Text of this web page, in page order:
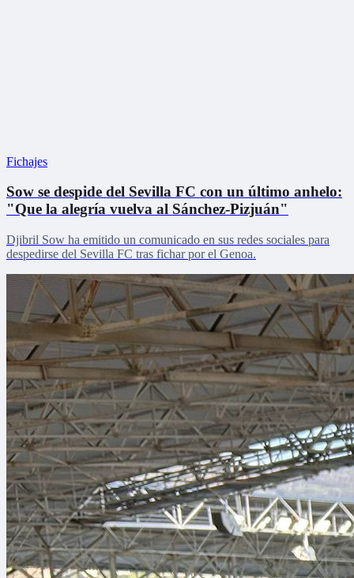
Fichajes
Sow se despide del Sevilla FC con un último anhelo:
"Que la alegría vuelva al Sánchez-Pizjuán"
Djibril Sow ha emitido un comunicado en sus redes sociales para
despedirse del Sevilla FC tras fichar por el Genoa.